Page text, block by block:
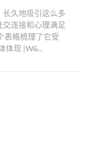
久地吸引这么多
连接和心理满足
表格梳理了它受
体现 |W&...